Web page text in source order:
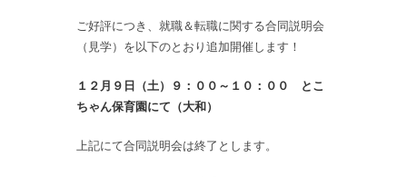
ご好評につき、就職＆転職に関する合同説明会
（見学）を以下のとおり追加開催します！
１２月９日（土）９：００～１０：００ とこ
ちゃん保育園にて（大和）
上記にて合同説明会は終了とします。